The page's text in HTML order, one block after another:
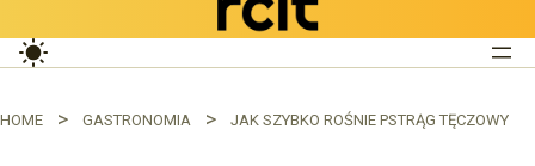
HOME GASTRONOMIA JAK SZYBKO ROŚNIE PSTRĄG TĘCZOWY